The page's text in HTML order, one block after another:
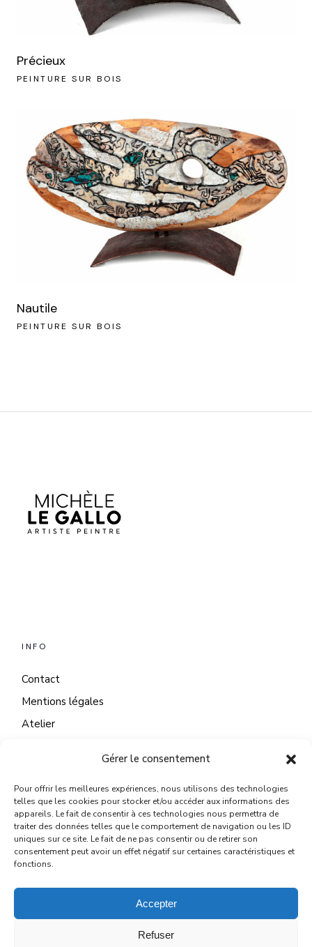
Gérer le consentement
Pour offrir les meilleures expériences, nous utilisons des technologies
telles que les cookies pour stocker et/ou accéder aux informations des
appareils. Le fait de consentir à ces technologies nous permettra de
traiter des données telles que le comportement de navigation ou les ID
uniques sur ce site. Le fait de ne pas consentir ou de retirer son
consentement peut avoir un effet négatif sur certaines caractéristiques et
fonctions.
Accepter
Refuser
Précieux
PEINTURE SUR BOIS
Nautile
PEINTURE SUR BOIS
INFO
Contact
Mentions légales
Atelier
CONTACT
22 Quai du Mail
45130 Meung sur Loire